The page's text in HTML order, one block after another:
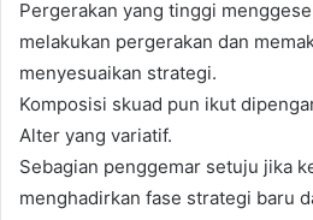
Pergerakan yang tinggi
melakukan pergerakan dan
menyesuaikan strategi.
Komposisi skuad pun ikut
Alter yang variatif.
Sebagian penggemar setuju jika
menghadirkan fase strategi baru